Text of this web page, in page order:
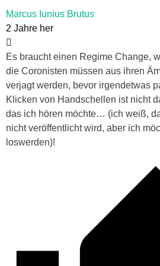
Marcus Iunius Brutus
2 Jahre her
Es braucht einen Regime Change,
die Coronisten müssen aus ihren
verjagt werden, bevor irgendetwas
Klicken von Handschellen ist nicht
das ich hören möchte… (ich weiß,
nicht veröffentlicht wird, aber ich
loswerden)!